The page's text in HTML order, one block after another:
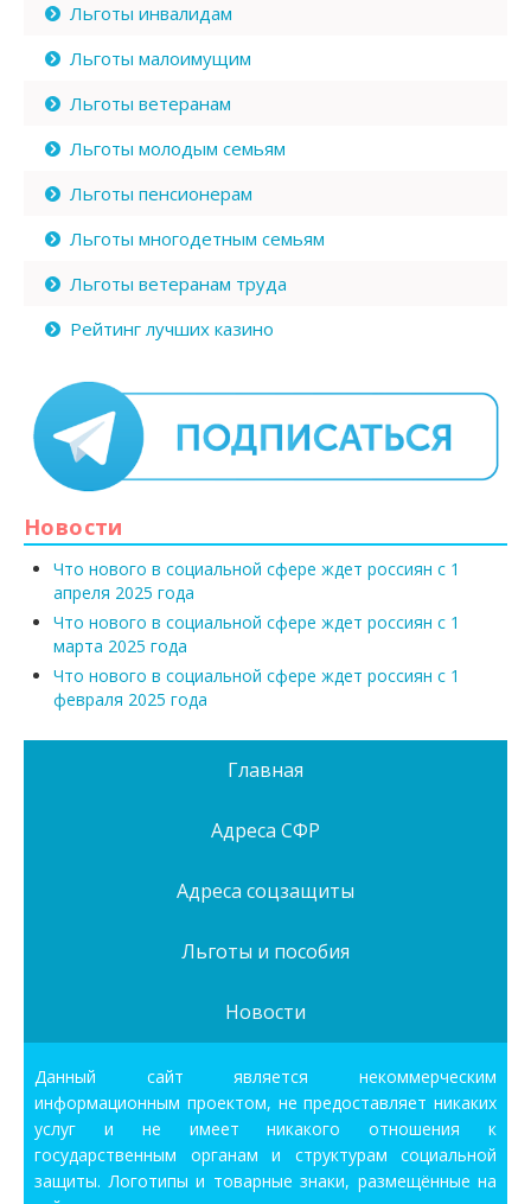
Льготы инвалидам
Льготы малоимущим
Льготы ветеранам
Льготы молодым семьям
Льготы пенсионерам
Льготы многодетным семьям
Льготы ветеранам труда
Рейтинг лучших казино
Новости
Что нового в социальной сфере ждет россиян с 1
апреля 2025 года
Что нового в социальной сфере ждет россиян с 1
марта 2025 года
Что нового в социальной сфере ждет россиян с 1
февраля 2025 года
Главная
Адреса СФР
Адреса соцзащиты
Льготы и пособия
Новости
Данный сайт является некоммерческим
информационным проектом, не предоставляет никаких
услуг и не имеет никакого отношения к
государственным органам и структурам социальной
защиты. Логотипы и товарные знаки, размещённые на